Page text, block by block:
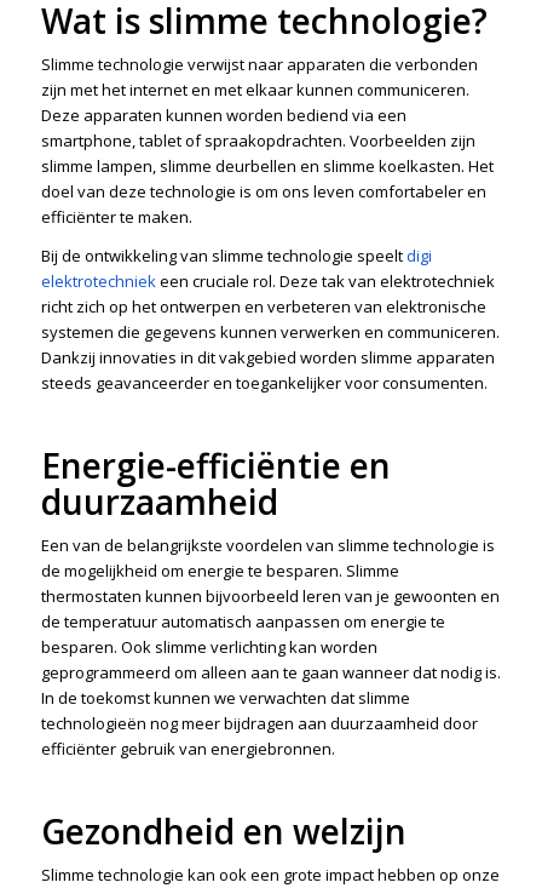
Wat is slimme technologie?
Slimme technologie verwijst naar apparaten die verbonden
zijn met het internet en met elkaar kunnen communiceren.
Deze apparaten kunnen worden bediend via een
smartphone, tablet of spraakopdrachten. Voorbeelden zijn
slimme lampen, slimme deurbellen en slimme koelkasten. Het
doel van deze technologie is om ons leven comfortabeler en
efficiënter te maken.
Bij de ontwikkeling van slimme technologie speeltdigi
elektrotechniekeen cruciale rol. Deze tak van elektrotechniek
richt zich op het ontwerpen en verbeteren van elektronische
systemen die gegevens kunnen verwerken en communiceren.
Dankzij innovaties in dit vakgebied worden slimme apparaten
steeds geavanceerder en toegankelijker voor consumenten.
Energie-efficiëntie en
duurzaamheid
Een van de belangrijkste voordelen van slimme technologie is
de mogelijkheid om energie te besparen. Slimme
thermostaten kunnen bijvoorbeeld leren van je gewoonten en
de temperatuur automatisch aanpassen om energie te
besparen. Ook slimme verlichting kan worden
geprogrammeerd om alleen aan te gaan wanneer dat nodig is.
In de toekomst kunnen we verwachten dat slimme
technologieën nog meer bijdragen aan duurzaamheid door
efficiënter gebruik van energiebronnen.
Gezondheid en welzijn
Slimme technologie kan ook een grote impact hebben op onze